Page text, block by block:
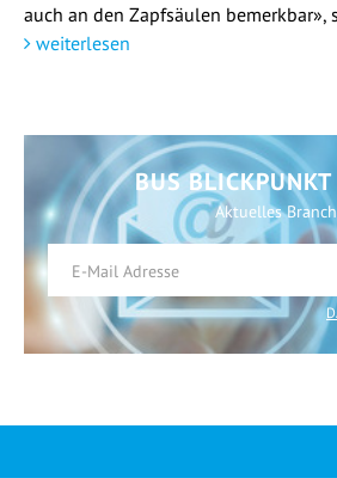
auch an den Zapfsäulen bemerkbar»,
weiterlesen
BUS BLICKPUNKT
Aktuelles